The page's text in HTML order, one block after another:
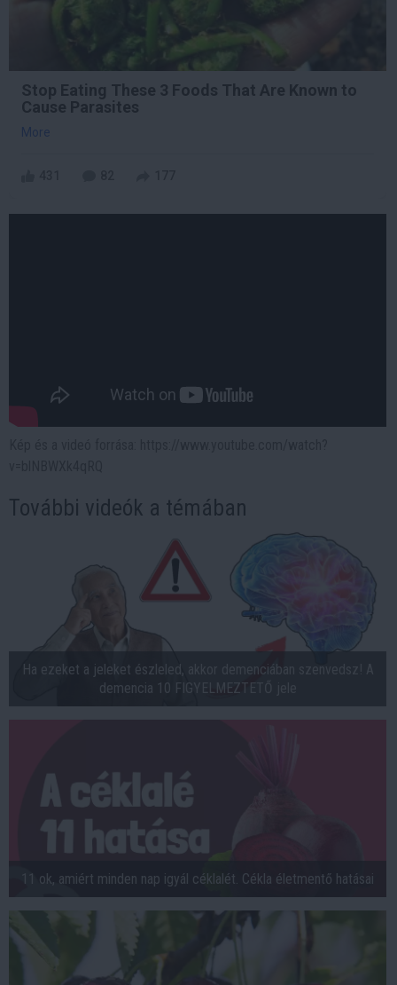
Stop Eating These 3 Foods That Are Known to
Cause Parasites
More
További videók a témában
Ha ezeket a jeleket észleled, akkor demenciában szenvedsz! A
demencia 10 FIGYELMEZTETŐ jele
11 ok, amiért minden nap igyál céklalét. Cékla életmentő hatásai